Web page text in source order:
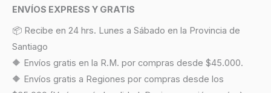
ENVÍOS EXPRESS Y GRATIS
📦 Recibe en 24 hrs. Lunes a Sábado en la Provincia de
Santiago
🔶 Envíos gratis en la R.M. por compras desde $45.000.
🔶 Envíos gratis a Regiones por compras desde los